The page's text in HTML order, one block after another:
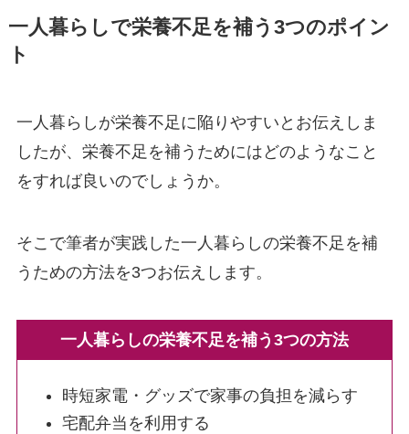
一人暮らしで栄養不足を補う3つのポイン
ト
一人暮らしが栄養不足に陥りやすいとお伝えしま
したが、栄養不足を補うためにはどのようなこと
をすれば良いのでしょうか。
そこで筆者が実践した一人暮らしの栄養不足を補
うための方法を3つお伝えします。
一人暮らしの栄養不足を補う3つの方法
時短家電・グッズで家事の負担を減らす
宅配弁当を利用する